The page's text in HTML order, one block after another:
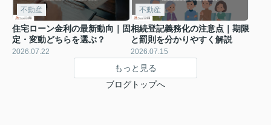
不動産
住宅ローン金利の最新動向｜固
定・変動どちらを選ぶ？
2026.07.22
不動産
相続登記義務化の注意点｜期限
と罰則を分かりやすく解説
2026.07.15
もっと見る
ブログトップへ